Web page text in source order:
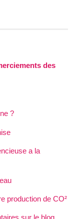
des
?
a la
production de CO²